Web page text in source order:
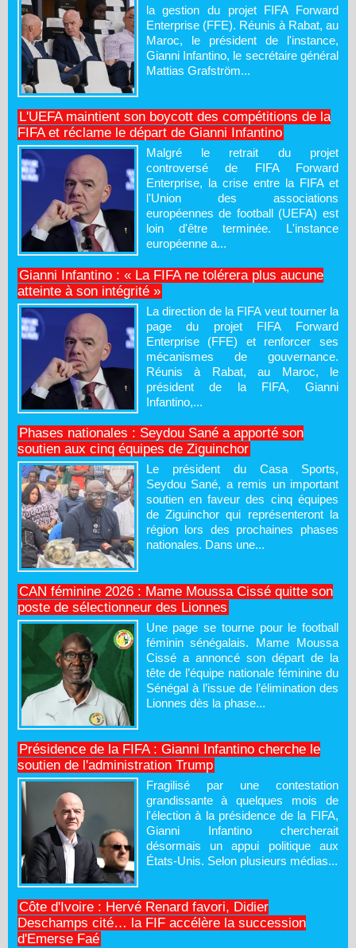
la gestion du projet FIFA Forward
Enterprise (FFE). Réunis à Rabat, au
Maroc, le président de l'instance,
Gianni Infantino, le secrétaire général
Mattias Grafström...
L'UEFA maintient son boycott des compétitions de la
FIFA et réclame le départ de Gianni Infantino
Malgré le retrait du projet
controversé de FIFA Forward
Enterprise, la crise entre la FIFA et
l'Union des associations
européennes de football (UEFA) est
loin d'être terminée. L'instance
européenne a...
Gianni Infantino : « La FIFA ne tolérera plus aucune
atteinte à son intégrité »
La direction de la FIFA veut tourner la
page du projet FIFA Forward
Enterprise (FFE) et renforcer ses
mécanismes de gouvernance.
Réunis à Rabat, au Maroc, le
président de la FIFA, Gianni
Infantino,...
Phases nationales : Seydou Sané a apporté son
soutien aux cinq équipes de Ziguinchor
Le président du Casa Sports,
Seydou Sané, a remis un important
soutien en faveur des cinq équipes
de Ziguinchor qui représenteront la
région lors des prochaines phases
nationales. Dans une...
CAN féminine 2026 : Mame Moussa Cissé quitte son
poste de sélectionneur des Lionnes
Une page se tourne pour le football
féminin sénégalais. Mame Moussa
Cissé a annoncé son départ de la
tête de l’équipe nationale féminine du
Sénégal à l’issue de l’élimination des
Lionnes dès la phase...
Présidence de la FIFA : Gianni Infantino cherche le
soutien de l'administration Trump
Fragilisé par une contestation
grandissante à quelques mois de
l'élection à la présidence de la FIFA,
Gianni Infantino chercherait
désormais un appui politique aux
États-Unis. Selon plusieurs médias...
Côte d'Ivoire : Hervé Renard favori, Didier
Deschamps cité… la FIF accélère la succession
d'Emerse Faé